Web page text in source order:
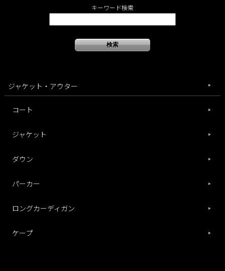
キーワード検索
ジャケット・アウター
コート
ジャケット
ダウン
パーカー
ロングカーディガン
ケープ